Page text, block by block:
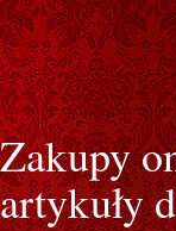
Zakupy
artykuły